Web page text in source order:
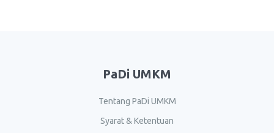
PaDi UMKM
Tentang PaDi UMKM
Syarat & Ketentuan